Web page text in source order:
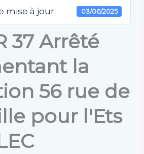
mise à jour 03/06/2025
37 Arrêté
la
56 rue de
pour l'Ets